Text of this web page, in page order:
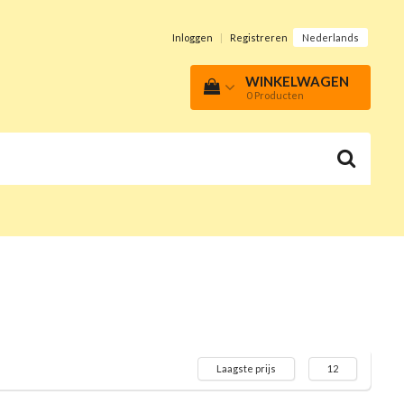
Inloggen | Registreren Nederlands
WINKELWAGEN
0 Producten
Laagste prijs 12